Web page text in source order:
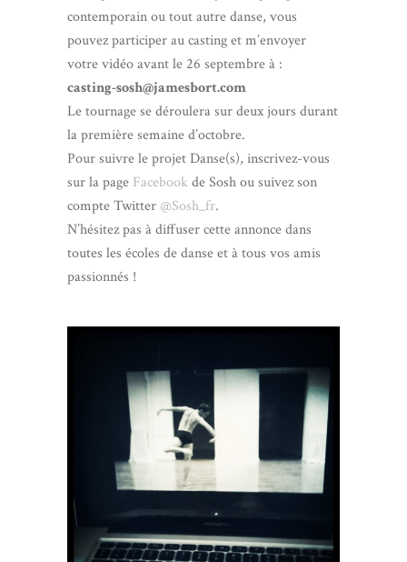
contemporain ou tout autre danse, vous
pouvez participer au casting et m’envoyer
votre vidéo avant le 26 septembre à :
casting-sosh@jamesbort.com
Le tournage se déroulera sur deux jours durant
la première semaine d’octobre.
Pour suivre le projet Danse(s), inscrivez-vous
sur la page Facebookde Sosh ou suivez son
compte Twitter @Sosh_fr.
N’hésitez pas à diffuser cette annonce dans
toutes les écoles de danse et à tous vos amis
passionnés !